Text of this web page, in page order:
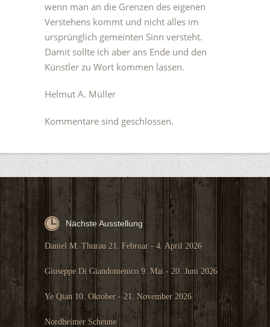
wenn man an die Grenzen des eigenen
Verstehens kommt und nicht alles im
ursprünglich gemeinten Sinn versteht.
Damit sollte ich aber ans Ende und den
Künstler zu Wort kommen lassen.
Helmut A. Müller
Kommentare sind geschlossen.
Nächste Ausstellung
Daniel M. Thurau 21. Februar - 4. April 2026
Giuseppe Di Giandomenico 9. Mai - 20. Juni 2026
Ye Qian 10. Oktober - 21. November 2026
Nordheimer Scheune